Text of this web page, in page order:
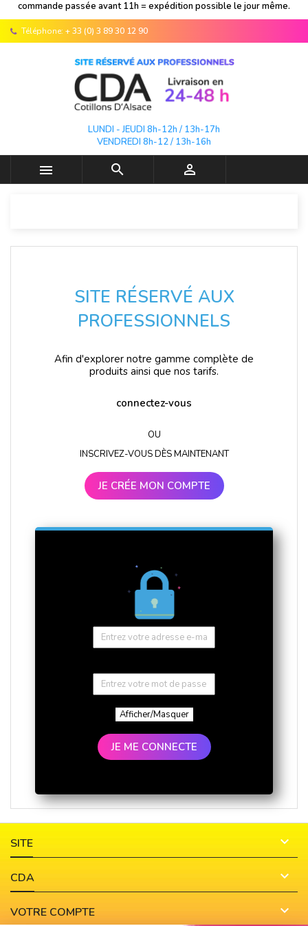
commande passée avant 11h = expédition possible le jour même.
Téléphone: + 33 (0) 3 89 30 12 90
LUNDI - JEUDI 8h-12h / 13h-17h
VENDREDI 8h-12 / 13h-16h
  
SITE RÉSERVÉ AUX
PROFESSIONNELS
Afin d'explorer notre gamme complète de
produits ainsi que nos tarifs.
connectez-vous
OU
INSCRIVEZ-VOUS DÈS MAINTENANT
JE CRÉE MON COMPTE
Afficher/Masquer
JE ME CONNECTE
SITE 
CDA 
VOTRE COMPTE 